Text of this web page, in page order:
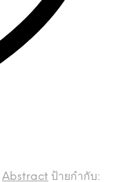
Abstract ป้ายกำกับ: